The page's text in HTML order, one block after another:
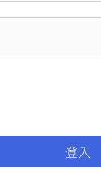
登入